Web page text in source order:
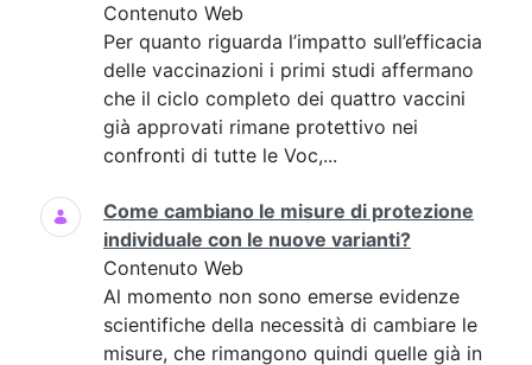
Contenuto Web
Per quanto riguarda l’impatto sull’efficacia
delle vaccinazioni i primi studi affermano
che il ciclo completo dei quattro vaccini
già approvati rimane protettivo nei
confronti di tutte le Voc,...
Come cambiano le misure di protezione
individuale con le nuove varianti?
Contenuto Web
Al momento non sono emerse evidenze
scientifiche della necessità di cambiare le
misure, che rimangono quindi quelle già in